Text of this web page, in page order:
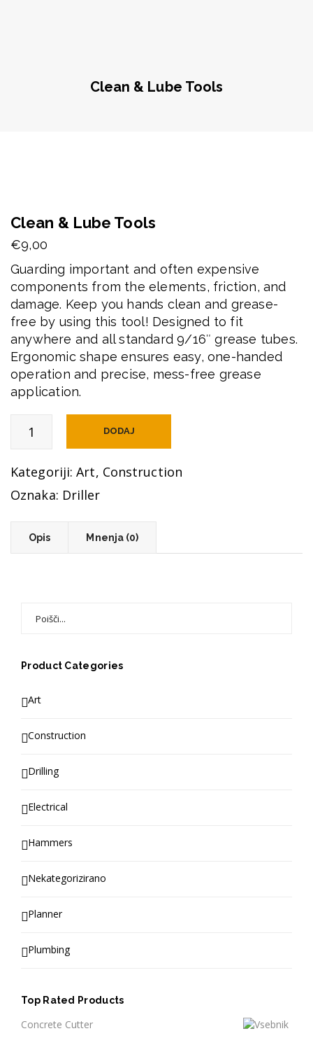
Clean & Lube Tools
Clean & Lube Tools
€9,00
Guarding important and often expensive
components from the elements, friction, and
damage. Keep you hands clean and grease-
free by using this tool! Designed to fit
anywhere and all standard 9/16″ grease tubes.
Ergonomic shape ensures easy, one-handed
operation and precise, mess-free grease
application.
Tools
količina
DODAJ
Kategoriji:Art, Construction
Oznaka: Driller
Opis Mnenja (0)
Product Categories
Art
Construction
Drilling
Electrical
Hammers
Nekategorizirano
Planner
Plumbing
Top Rated Products
Concrete Cutter